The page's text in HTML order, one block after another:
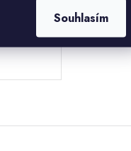
Souhlasím